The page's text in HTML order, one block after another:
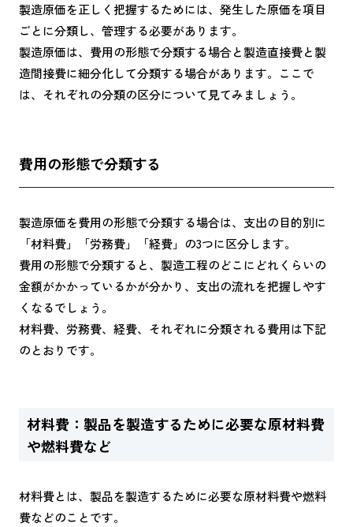
製造原価を正しく把握するためには、発生した原価を項目
ごとに分類し、管理する必要があります。
製造原価は、費用の形態で分類する場合と製造直接費と製
造間接費に細分化して分類する場合があります。ここで
は、それぞれの分類の区分について見てみましょう。
費用の形態で分類する
製造原価を費用の形態で分類する場合は、支出の目的別に
「材料費」「労務費」「経費」の3つに区分します。
費用の形態で分類すると、製造工程のどこにどれくらいの
金額がかかっているかが分かり、支出の流れを把握しやす
くなるでしょう。
材料費、労務費、経費、それぞれに分類される費用は下記
のとおりです。
材料費：製品を製造するために必要な原材料費
や燃料費など
材料費とは、製品を製造するために必要な原材料費や燃料
費などのことです。